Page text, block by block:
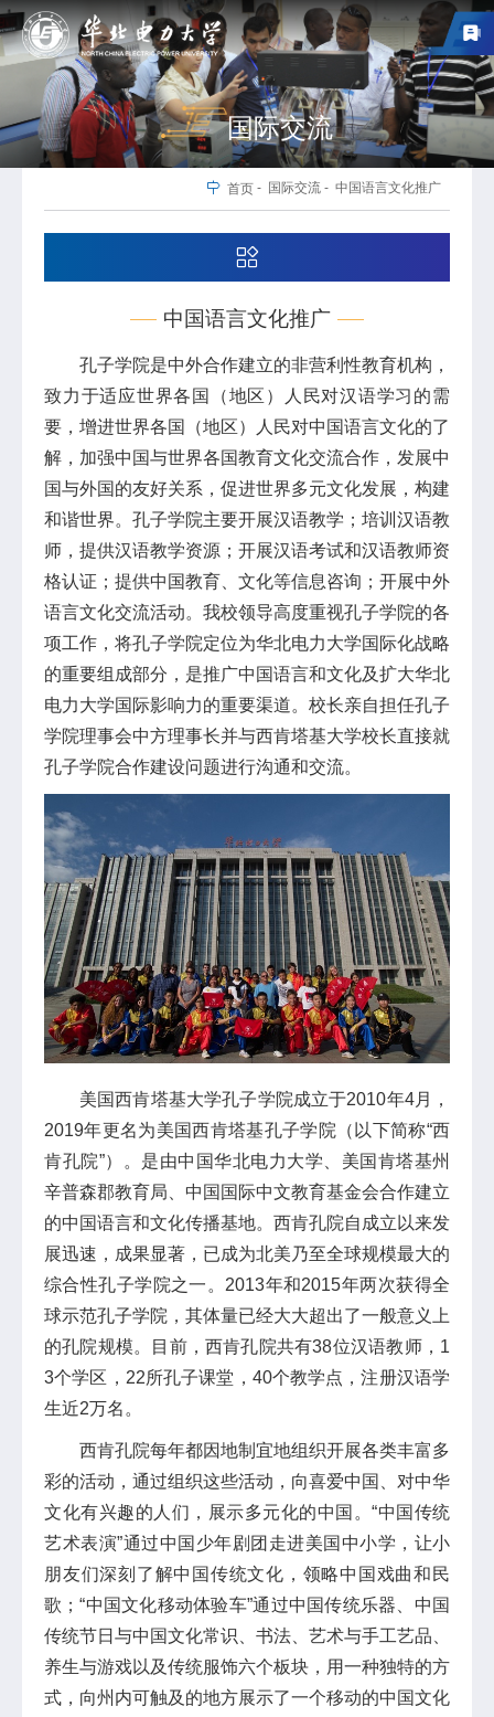
国际交流
首页 - 国际交流 - 中国语言文化推广
中国语言文化推广
孔子学院是中外合作建立的非营利性教育机构，
致力于适应世界各国（地区）人民对汉语学习的需
要，增进世界各国（地区）人民对中国语言文化的了
解，加强中国与世界各国教育文化交流合作，发展中
国与外国的友好关系，促进世界多元文化发展，构建
和谐世界。孔子学院主要开展汉语教学；培训汉语教
师，提供汉语教学资源；开展汉语考试和汉语教师资
格认证；提供中国教育、文化等信息咨询；开展中外
语言文化交流活动。我校领导高度重视孔子学院的各
项工作，将孔子学院定位为华北电力大学国际化战略
的重要组成部分，是推广中国语言和文化及扩大华北
电力大学国际影响力的重要渠道。校长亲自担任孔子
学院理事会中方理事长并与西肯塔基大学校长直接就
孔子学院合作建设问题进行沟通和交流。
美国西肯塔基大学孔子学院成立于2010年4月，
2019年更名为美国西肯塔基孔子学院（以下简称“西
肯孔院”）。是由中国华北电力大学、美国肯塔基州
辛普森郡教育局、中国国际中文教育基金会合作建立
的中国语言和文化传播基地。西肯孔院自成立以来发
展迅速，成果显著，已成为北美乃至全球规模最大的
综合性孔子学院之一。2013年和2015年两次获得全
球示范孔子学院，其体量已经大大超出了一般意义上
的孔院规模。目前，西肯孔院共有38位汉语教师，1
3个学区，22所孔子课堂，40个教学点，注册汉语学
生近2万名。
西肯孔院每年都因地制宜地组织开展各类丰富多
彩的活动，通过组织这些活动，向喜爱中国、对中华
文化有兴趣的人们，展示多元化的中国。“中国传统
艺术表演”通过中国少年剧团走进美国中小学，让小
朋友们深刻了解中国传统文化，领略中国戏曲和民
歌；“中国文化移动体验车”通过中国传统乐器、中国
传统节日与中国文化常识、书法、艺术与手工艺品、
养生与游戏以及传统服饰六个板块，用一种独特的方
式，向州内可触及的地方展示了一个移动的中国文化